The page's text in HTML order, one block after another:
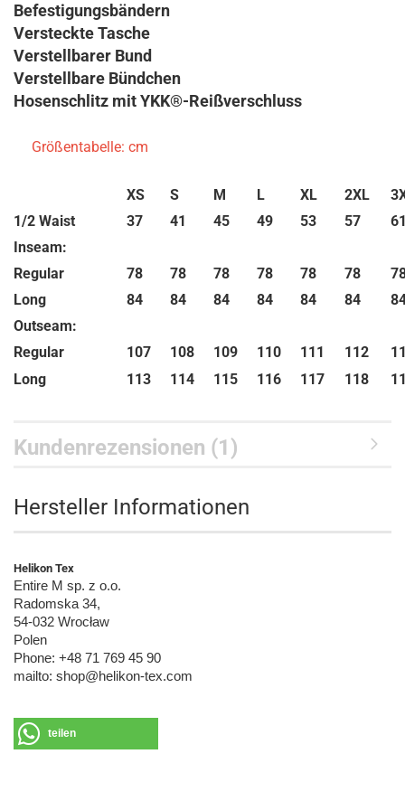
Befestigungsbändern
Versteckte Tasche
Verstellbarer Bund
Verstellbare Bündchen
Hosenschlitz mit YKK®-Reißverschluss
Größentabelle: cm
XS S M L XL 2XL
1/2 Waist
37 41 45 49 53 57
Inseam:
Regular
78 78 78 78 78 78
Long
84 84 84 84 84 84
Outseam:
Regular
107 108 109 110 111 112
Long
113 114 115 116 117 118
Kundenrezensionen (1)
Hersteller Informationen
Helikon Tex
Entire M sp. z o.o.
Radomska 34,
54-032 Wrocław
Polen
Phone: +48 71 769 45 90
mailto: shop@helikon-tex.com
teilen